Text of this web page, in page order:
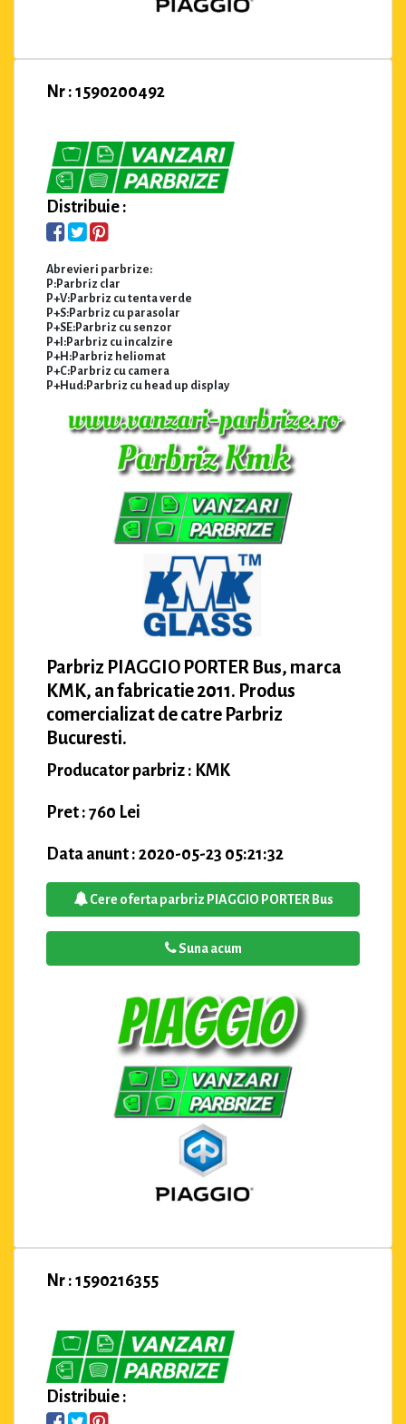
Nr : 1590200492
Distribuie :
Abrevieri parbrize:
P:Parbriz clar
P+V:Parbriz cu tenta verde
P+S:Parbriz cu parasolar
P+SE:Parbriz cu senzor
P+I:Parbriz cu incalzire
P+H:Parbriz heliomat
P+C:Parbriz cu camera
P+Hud:Parbriz cu head up display
Parbriz PIAGGIO PORTER Bus, marca
KMK, an fabricatie 2011. Produs
comercializat de catre Parbriz
Bucuresti.
Producator parbriz : KMK
Pret : 760 Lei
Data anunt : 2020-05-23 05:21:32
Cere oferta parbriz PIAGGIO PORTER Bus
Suna acum
Nr : 1590216355
Distribuie :